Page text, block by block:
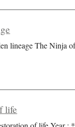
lineage The Ninja
life